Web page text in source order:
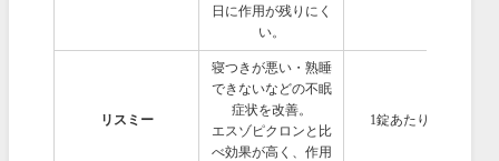
日に作用が残りにく
い。
リスミー
寝つきが悪い・熟睡
できないなどの不眠
症状を改善。
エスゾピクロンと比
べ効果が高く、作用
1錠あたり256円